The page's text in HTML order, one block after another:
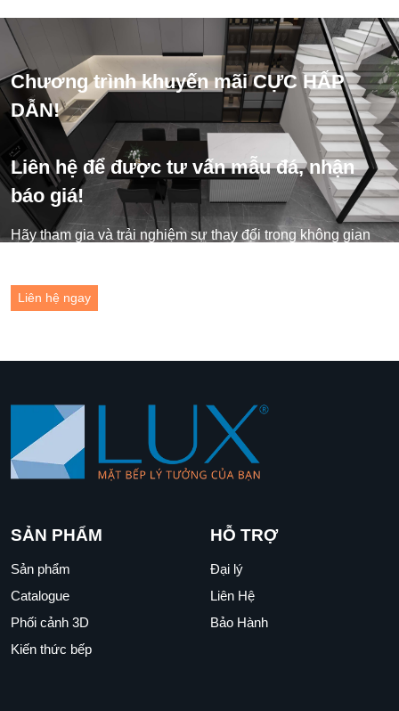
Chương trình khuyến mãi CỰC HẤP
DẪN!
Liên hệ để được tư vấn mẫu đá, nhận
báo giá!
Hãy tham gia và trải nghiệm sự thay đổi trong không gian
Liên hệ ngay
SẢN PHẨM
Sản phẩm
Catalogue
Phối cảnh 3D
Kiến thức bếp
HỖ TRỢ
Đại lý
Liên Hệ
Bảo Hành